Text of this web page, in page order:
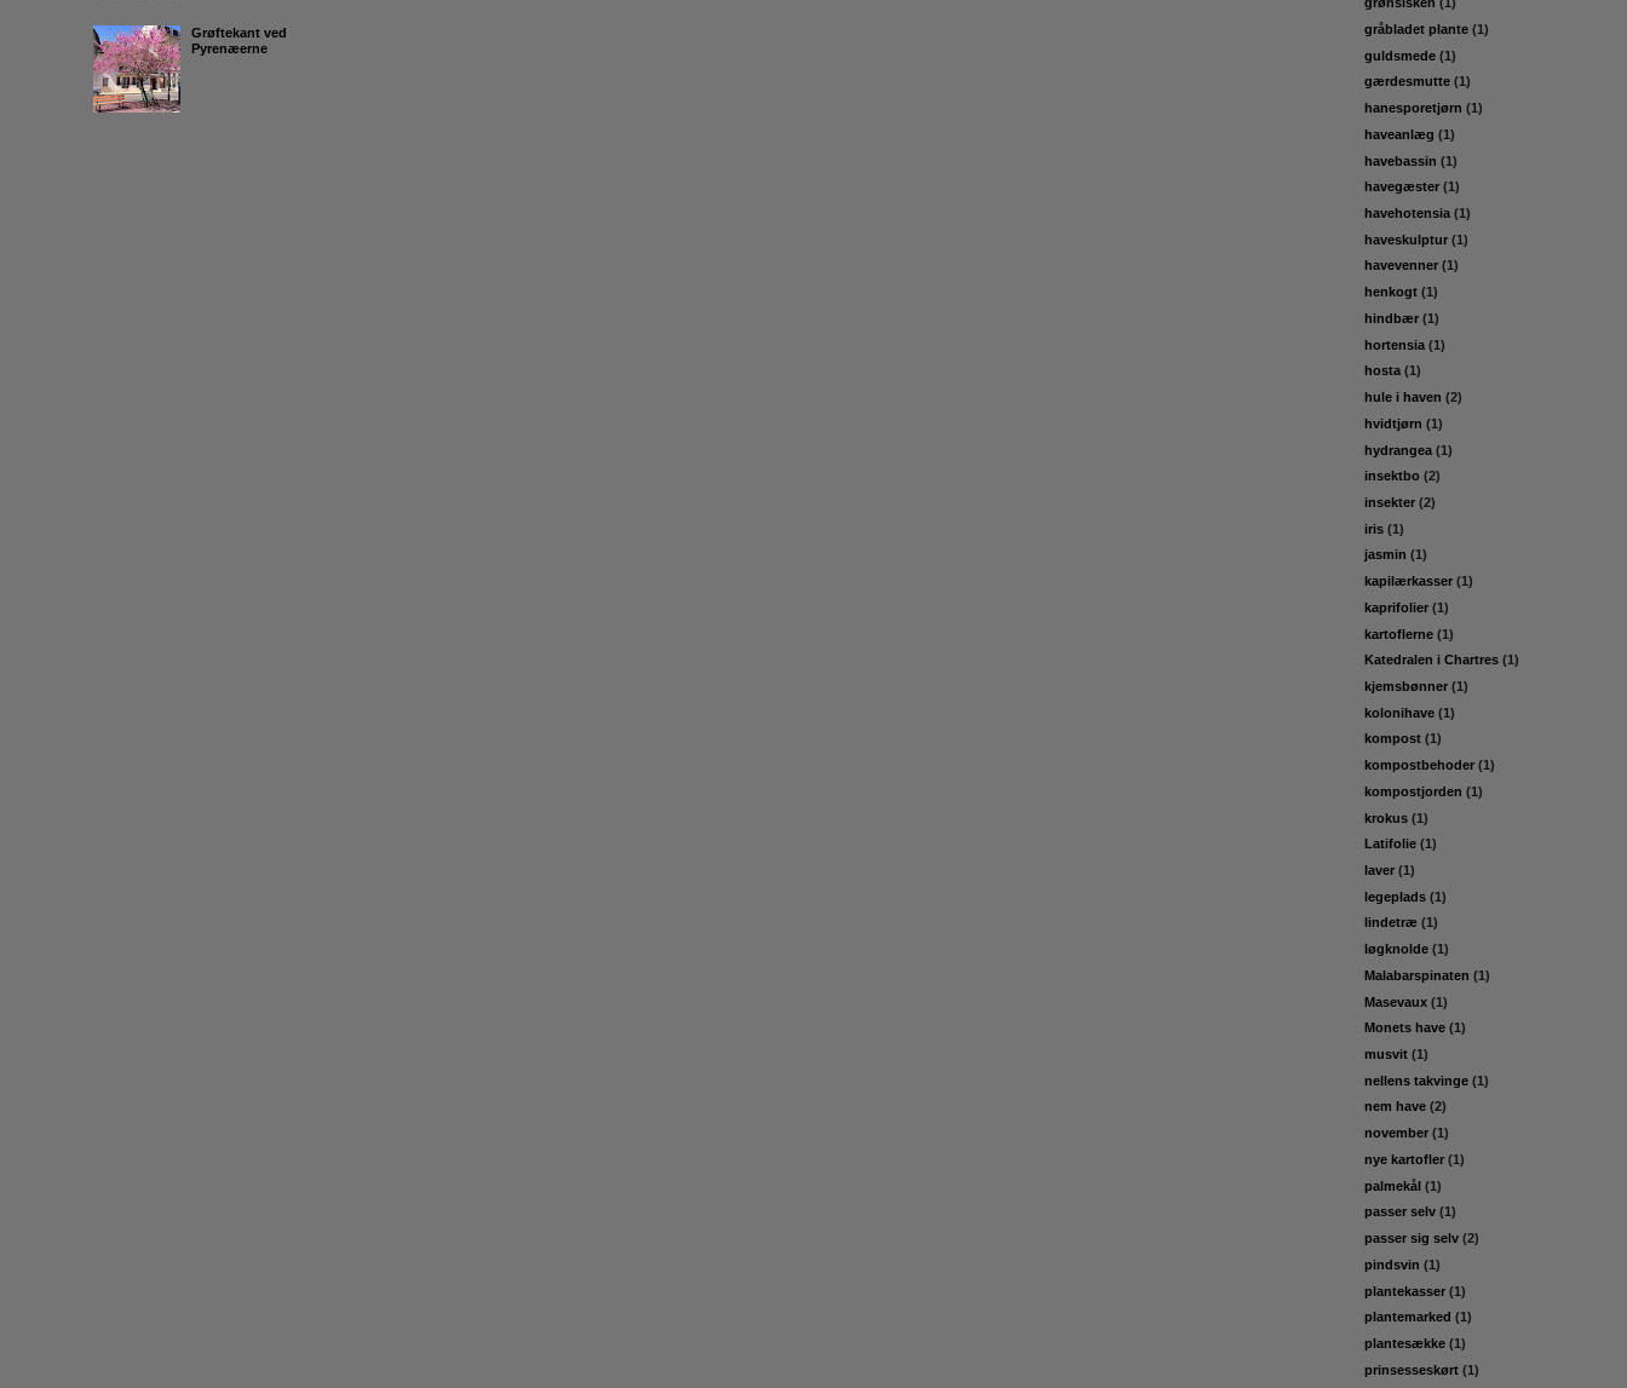
Grøftekant ved
Pyrenæerne
gråbladet plante (1)
guldsmede (1)
gærdesmutte (1)
hanesporetjørn (1)
haveanlæg (1)
havebassin (1)
havegæster (1)
havehotensia (1)
haveskulptur (1)
havevenner (1)
henkogt (1)
hindbær (1)
hortensia (1)
hosta (1)
hule i haven (2)
hvidtjørn (1)
hydrangea (1)
insektbo (2)
insekter (2)
iris (1)
jasmin (1)
kapilærkasser (1)
kaprifolier (1)
kartoflerne (1)
Katedralen i Chartres (1)
kjemsbønner (1)
kolonihave (1)
kompost (1)
kompostbehoder (1)
kompostjorden (1)
krokus (1)
Latifolie (1)
laver (1)
legeplads (1)
lindetræ (1)
løgknolde (1)
Malabarspinaten (1)
Masevaux (1)
Monets have (1)
musvit (1)
nellens takvinge (1)
nem have (2)
november (1)
nye kartofler (1)
palmekål (1)
passer selv (1)
passer sig selv (2)
pindsvin (1)
plantekasser (1)
plantemarked (1)
plantesække (1)
prinsesseskørt (1)